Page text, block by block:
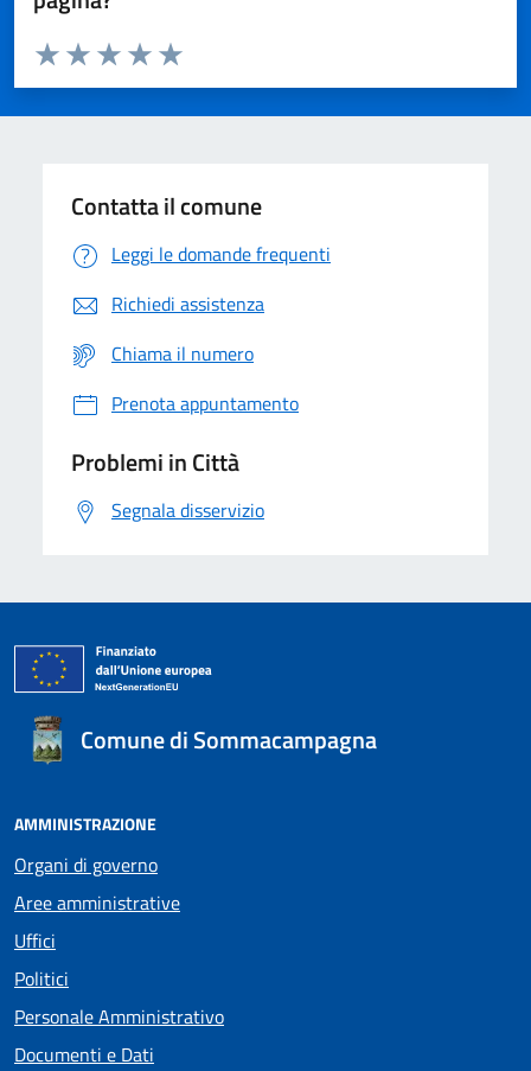
Domanda
Valuta da 1 a 5 stelle la pagina
Valuta 5 stelle su 5
Valuta 4 stelle su 5
Valuta 3 stelle su 5
Valuta 2 stelle su 5
Valuta 1 stelle su 5
Contatta il comune
Leggi le domande frequenti
Richiedi assistenza
Chiama il numero
Prenota appuntamento
Problemi in Città
Segnala disservizio
Comune di Sommacampagna
AMMINISTRAZIONE
Organi di governo
Aree amministrative
Uffici
Politici
Personale Amministrativo
Documenti e Dati